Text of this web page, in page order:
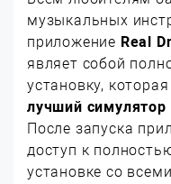
музыкальных
приложение Real
являет собой
установку,
лучший
После запуска
доступ к
установке со